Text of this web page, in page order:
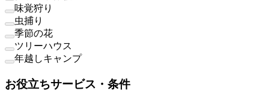
味覚狩り
虫捕り
季節の花
ツリーハウス
年越しキャンプ
お役立ちサービス・条件